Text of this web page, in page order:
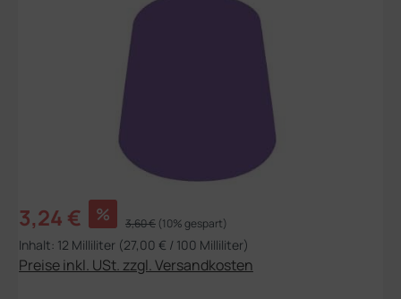
Verkaufspreis:
3,24 € % Regulärer Preis:
3,60 € (10% gespart)
Inhalt: 12 Milliliter (27,00 € / 100 Milliliter)
Preise inkl. USt. zzgl. Versandkosten